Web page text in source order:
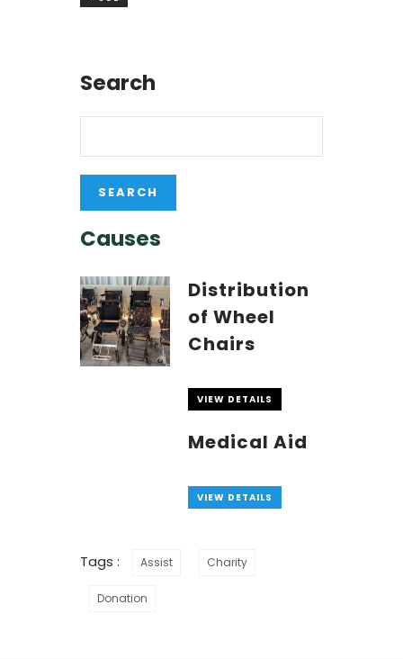
Search
Causes
Distribution
of Wheel
Chairs
VIEW DETAILS
Medical Aid
VIEW DETAILS
Tags : Assist Charity
Donation